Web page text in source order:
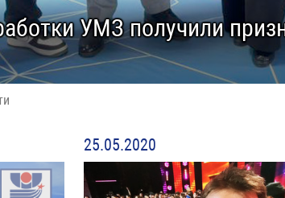
УМЗ получили
25.05.2020